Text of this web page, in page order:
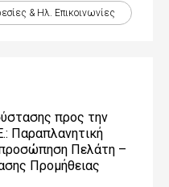
& Ηλ. Επικοινωνίες
προς την
Παραπλανητική
Πελάτη –
Προμήθειας